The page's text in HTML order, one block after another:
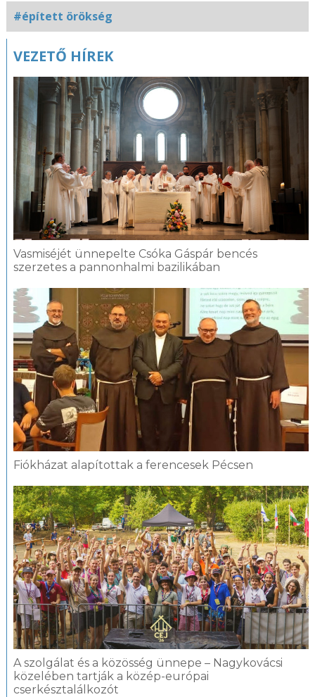
#épített örökség
Kapcsolódó
VEZETŐ HÍREK
Vasmiséjét ünnepelte Csóka Gáspár bencés
szerzetes a pannonhalmi bazilikában
Fiókházat alapítottak a ferencesek Pécsen
A szolgálat és a közösség ünnepe – Nagykovácsi
közelében tartják a közép-európai
cserkésztalálkozót